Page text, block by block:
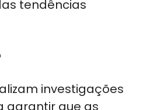
tendências
investigações
garantir que as